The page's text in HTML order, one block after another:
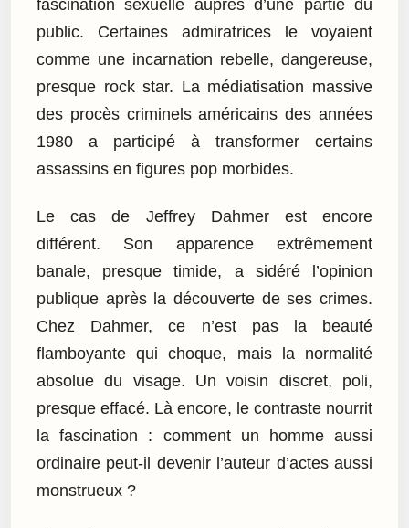
fascination sexuelle auprès d’une partie du
public. Certaines admiratrices le voyaient
comme une incarnation rebelle, dangereuse,
presque rock star. La médiatisation massive
des procès criminels américains des années
1980 a participé à transformer certains
assassins en figures pop morbides.
Le cas de Jeffrey Dahmer est encore
différent. Son apparence extrêmement
banale, presque timide, a sidéré l’opinion
publique après la découverte de ses crimes.
Chez Dahmer, ce n’est pas la beauté
flamboyante qui choque, mais la normalité
absolue du visage. Un voisin discret, poli,
presque effacé. Là encore, le contraste nourrit
la fascination : comment un homme aussi
ordinaire peut-il devenir l’auteur d’actes aussi
monstrueux ?